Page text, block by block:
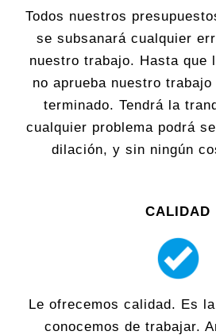
Todos nuestros
se subsanará cualquier
nuestro trabajo. Hasta que
no aprueba nuestro
terminado. Tendrá la
cualquier problema podrá
dilación, y sin ningún
CALIDAD
Le ofrecemos calidad. Es
conocemos de trabajar.